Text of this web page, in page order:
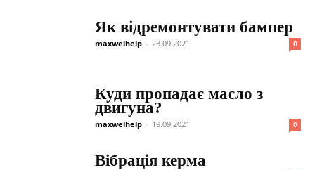
Як відремонтувати бампер
maxwelhelp - 23.09.2021 0
Куди пропадає масло з
двигуна?
maxwelhelp - 19.09.2021 0
Вібрація керма